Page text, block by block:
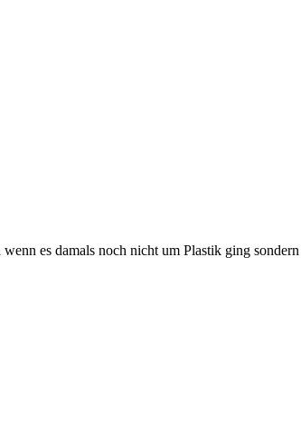
es damals noch nicht um Plastik ging